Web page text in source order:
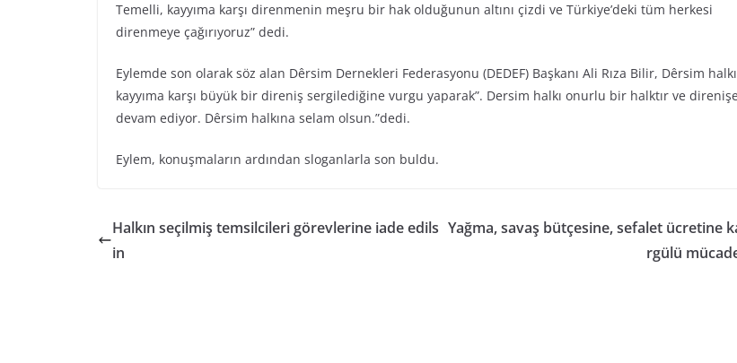
Temelli, kayyıma karşı direnmenin meşru bir hak olduğunun altını çizdi ve Türkiye’deki tüm herkesi
direnmeye çağırıyoruz” dedi.
Eylemde son olarak söz alan Dêrsim Dernekleri Federasyonu (DEDEF) Başkanı Ali Rıza Bilir, Dêrsim
kayyıma karşı büyük bir direniş sergilediğine vurgu yaparak”. Dersim halkı onurlu bir halktır ve direnişe
devam ediyor. Dêrsim halkına selam olsun.”dedi.
Eylem, konuşmaların ardından sloganlarla son buldu.
Halkın seçilmiş temsilcileri görevlerine iade edils
in
Yağma, savaş bütçesine, sefalet ücretine
rgülü